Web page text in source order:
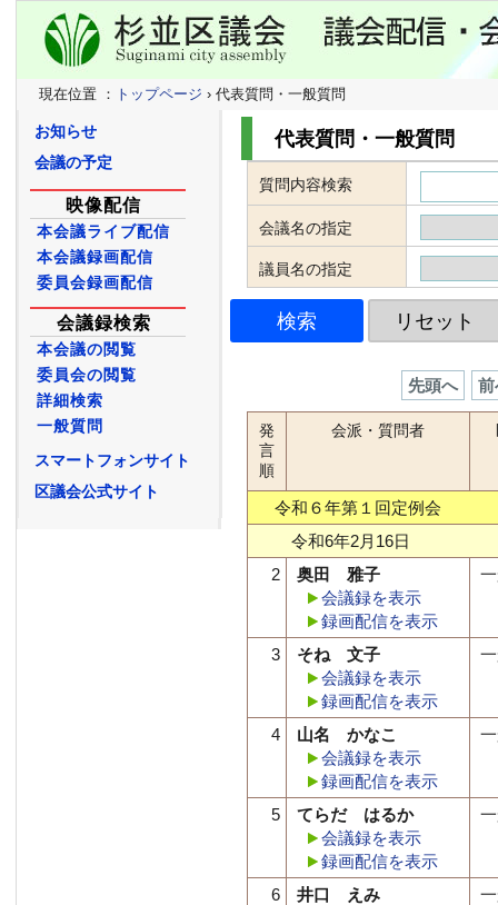
現在位置 ： トップページ › 代表質問・一般質問
代表質問・一般質問
質問内容検索
会議名の指定
議員名の指定
先頭へ 前
発
言
順
会派・質問者
令和６年第１回定例会
令和6年2月16日
2
奥田 雅子
会議録を表示
録画配信を表示
3
そね 文子
会議録を表示
録画配信を表示
4
山名 かなこ
会議録を表示
録画配信を表示
5
てらだ はるか
会議録を表示
録画配信を表示
6
井口 えみ
お知らせ
会議の予定
映像配信
本会議ライブ配信
本会議録画配信
委員会録画配信
会議録検索
本会議の閲覧
委員会の閲覧
詳細検索
一般質問
スマートフォンサイト
区議会公式サイト